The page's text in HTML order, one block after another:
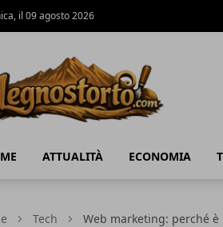
il 09 agosto 2026
ATTUALITÀ ECONOMIA
Tech Web marketing: perché è